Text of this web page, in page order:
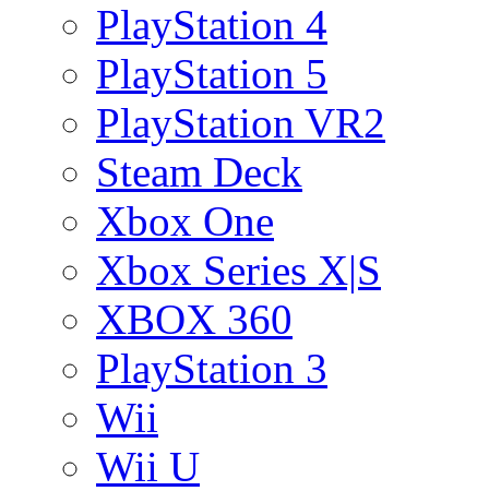
PlayStation 4
PlayStation 5
PlayStation VR2
Steam Deck
Xbox One
Xbox Series X|S
XBOX 360
PlayStation 3
Wii
Wii U